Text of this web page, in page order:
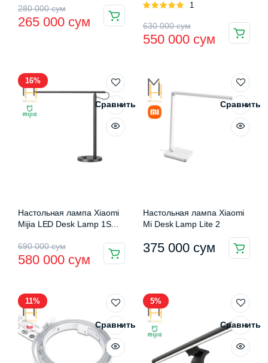
0004)
280 000сум
Первоначальная
цена
000 сум.
265 000 сум
Текущая
цена:
Оценка
1
630 000сум
Первоначальная
цена
630
000 сум.
550 000 сум
Текущая
цена:
000 сум.
16%
Сравнить
Настольная лампа Xiaomi
Mijia LED Desk Lamp 1S
690 000сум
Первоначальная
цена
690
000 сум.
580 000 сум
Текущая
цена:
000 сум.
Этот
несколько
вариаций.
Опции
можно
выбрать
Сравнить
Настольная лампа Xiaomi
Mi Desk Lamp Lite 2
375 000 сум
11%
Сравнить
5%
Сравнить